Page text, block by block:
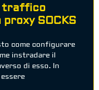
traffico
SOCKS
come configurare
instradare il
di esso. In